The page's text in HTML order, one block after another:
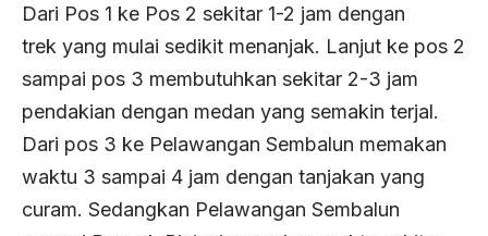
Dari Pos 1 ke Pos 2 sekitar 1-2 jam dengan
trek yang mulai sedikit menanjak. Lanjut ke pos 2
sampai pos 3 membutuhkan sekitar 2-3 jam
pendakian dengan medan yang semakin terjal.
Dari pos 3 ke Pelawangan Sembalun memakan
waktu 3 sampai 4 jam dengan tanjakan yang
curam. Sedangkan Pelawangan Sembalun